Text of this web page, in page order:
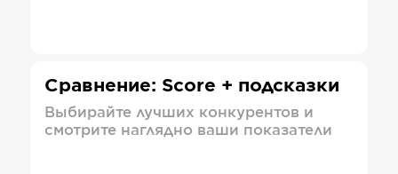
Сравнение: Score + подсказки
Выбирайте лучших конкурентов и
смотрите наглядно ваши показатели